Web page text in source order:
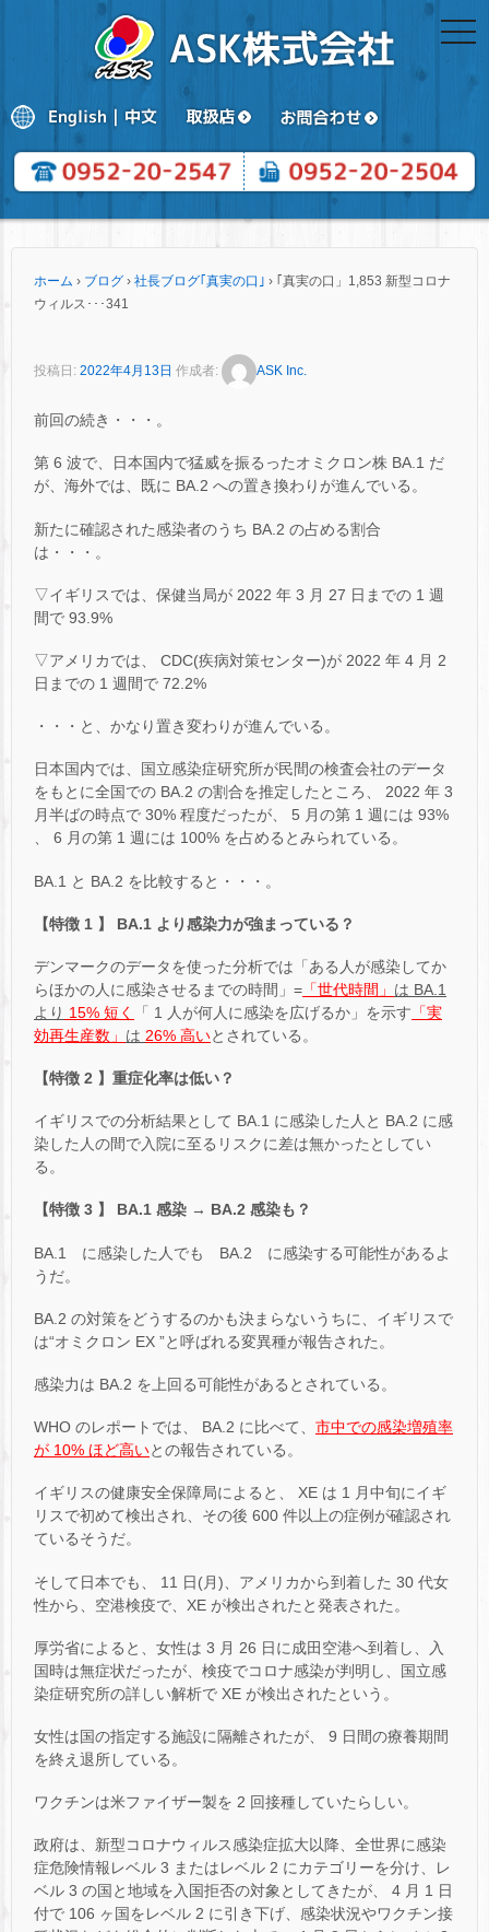
ホーム › ブログ › 社長ブログ｢真実の口｣ › ｢真実の口」1,853 新型コロナ
ウィルス･･･341
投稿日: 2022年4月13日 作成者: ASK Inc.
前回の続き・・・。
第 6 波で、日本国内で猛威を振るったオミクロン株 BA.1 だ
が、海外では、既に BA.2 への置き換わりが進んでいる。
新たに確認された感染者のうち BA.2 の占める割合
は・・・。
▽イギリスでは、保健当局が 2022 年 3 月 27 日までの 1 週
間で 93.9%
▽アメリカでは、 CDC(疾病対策センター)が 2022 年 4 月 2
日までの 1 週間で 72.2%
・・・と、かなり置き変わりが進んでいる。
日本国内では、国立感染症研究所が民間の検査会社のデータ
をもとに全国での BA.2 の割合を推定したところ、 2022 年 3
月半ばの時点で 30% 程度だったが、 5 月の第 1 週には 93%
、 6 月の第 1 週には 100% を占めるとみられている。
BA.1 と BA.2 を比較すると・・・。
【特徴 1 】 BA.1 より感染力が強まっている？
デンマークのデータを使った分析では「ある人が感染してか
らほかの人に感染させるまでの時間」= 「世代時間」 は BA.1
より 15% 短く 「 1 人が何人に感染を広げるか」を示す 「実
効再生産数」 は 26% 高いとされている。
【特徴 2 】重症化率は低い？
イギリスでの分析結果として BA.1 に感染した人と BA.2 に感
染した人の間で入院に至るリスクに差は無かったとしてい
る。
【特徴 3 】 BA.1 感染 → BA.2 感染も？
BA.1 に感染した人でも BA.2 に感染する可能性があるよ
うだ。
BA.2 の対策をどうするのかも決まらないうちに、イギリスで
は“オミクロン EX ”と呼ばれる変異種が報告された。
感染力は BA.2 を上回る可能性があるとされている。
WHO のレポートでは、 BA.2 に比べて、 市中での感染増殖率
が 10% ほど高いとの報告されている。
イギリスの健康安全保障局によると、 XE は 1 月中旬にイギ
リスで初めて検出され、その後 600 件以上の症例が確認され
ているそうだ。
そして日本でも、 11 日(月)、アメリカから到着した 30 代女
性から、空港検疫で、XE が検出されたと発表された。
厚労省によると、女性は 3 月 26 日に成田空港へ到着し、入
国時は無症状だったが、検疫でコロナ感染が判明し、国立感
染症研究所の詳しい解析で XE が検出されたという。
女性は国の指定する施設に隔離されたが、 9 日間の療養期間
を終え退所している。
ワクチンは米ファイザー製を 2 回接種していたらしい。
政府は、新型コロナウィルス感染症拡大以降、全世界に感染
症危険情報レベル 3 またはレベル 2 にカテゴリーを分け、レ
ベル 3 の国と地域を入国拒否の対象としてきたが、 4 月 1 日
付で 106 ヶ国をレベル 2 に引き下げ、感染状況やワクチン接